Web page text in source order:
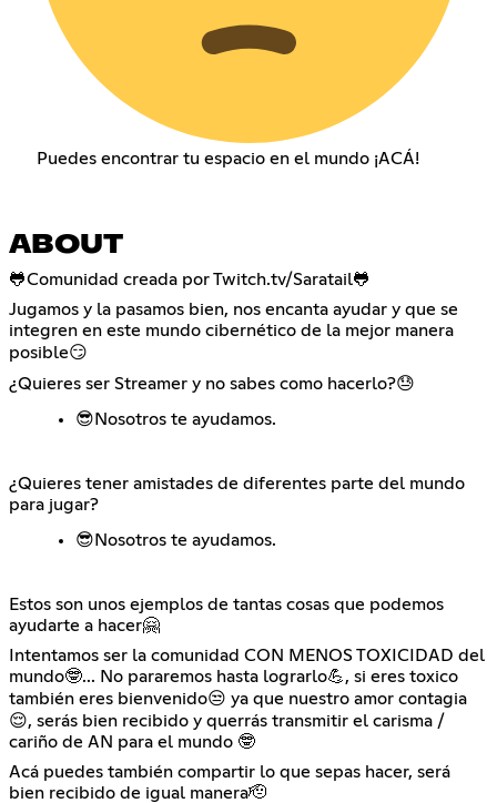
Puedes encontrar tu espacio en el mundo ¡ACÁ!
ABOUT
🐸Comunidad creada por Twitch.tv/Saratail🐸
Jugamos y la pasamos bien, nos encanta ayudar y que se
integren en este mundo cibernético de la mejor manera
posible😏
¿Quieres ser Streamer y no sabes como hacerlo?😓
😎Nosotros te ayudamos.
¿Quieres tener amistades de diferentes parte del mundo
para jugar?
😎Nosotros te ayudamos.
Estos son unos ejemplos de tantas cosas que podemos
ayudarte a hacer🤗
Intentamos ser la comunidad CON MENOS TOXICIDAD del
mundo🤓... No pararemos hasta lograrlo💪, si eres toxico
también eres bienvenido😒 ya que nuestro amor contagia
😌, serás bien recibido y querrás transmitir el carisma /
cariño de AN para el mundo 🤓
Acá puedes también compartir lo que sepas hacer, será
bien recibido de igual manera🫡